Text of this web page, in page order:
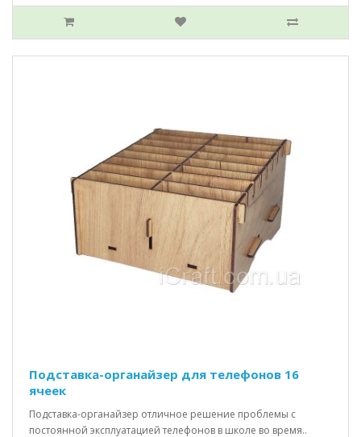
Подставка-органайзер для телефонов 16
ячеек
Подставка-органайзер отличное решение проблемы с
постоянной эксплуатацией телефонов в школе во время..